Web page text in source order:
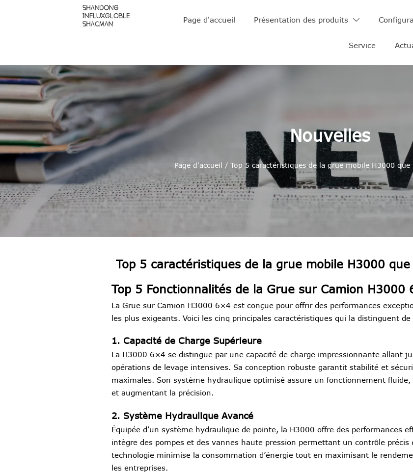
Page d'accueil Présentation des produits 
Service
Nouvelles
Page d'accueil / Top 5 caractéristiques de la grue mobile H3000 que
Top 5 caractéristiques de la grue mobile H3000
Top 5 Fonctionnalités de la Grue sur Camion H3000
La Grue sur Camion H3000 6×4 est conçue pour offrir des performances
les plus exigeants. Voici les cinq principales caractéristiques qui la distinguent
1. Capacité de Charge Supérieure
La H3000 6×4 se distingue par une capacité de charge impressionnante allant
opérations de levage intensives. Sa conception robuste garantit stabilité et
maximales. Son système hydraulique optimisé assure un fonctionnement
et augmentant la précision.
2. Système Hydraulique Avancé
Équipée d’un système hydraulique de pointe, la H3000 offre des performances
intègre des pompes et des vannes haute pression permettant un contrôle précis
technologie minimise la consommation d’énergie tout en maximisant le
les entreprises.